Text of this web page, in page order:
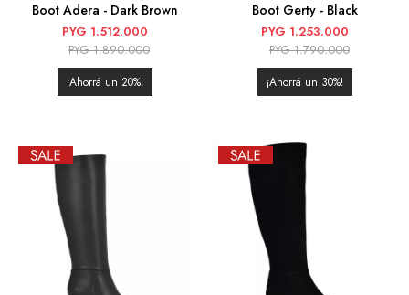
Boot Adera - Dark Brown
PYG 1.512.000
PYG 1.890.000
20
Boot Gerty - Black
PYG 1.253.000
PYG 1.790.000
30